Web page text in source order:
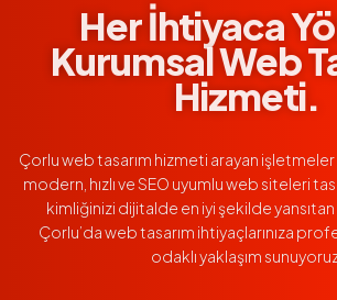
Her İhtiyaca
Kurumsal Web
Hizmeti.
Çorlu web tasarım hizmeti arayan işletmeler
modern, hızlı ve SEO uyumlu web siteleri
kimliğinizi dijitalde en iyi şekilde
Çorlu’da web tasarım ihtiyaçlarınıza
odaklı yaklaşım
Çorlu’da
Sonuç Odaklı Web
Çözümleri
Çorlu web tasarım alanında deneyimli
dijital dünyadaki gücünü artıran özgün ve
projeler geliştiriyoruz. SEO altyapısı
kullanıcı deneyimi yüksek web siteleriyle
öne çıkmanızı sağlıyoruz.